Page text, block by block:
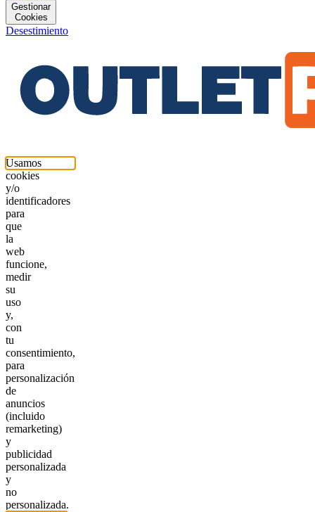
Gestionar
Cookies
Desestimiento
Usamos
cookies
y/o
identificadores
para
que
la
web
funcione,
medir
su
uso
y,
con
tu
consentimiento,
para
personalización
de
anuncios
(incluido
remarketing)
y
publicidad
personalizada
y
no
personalizada.